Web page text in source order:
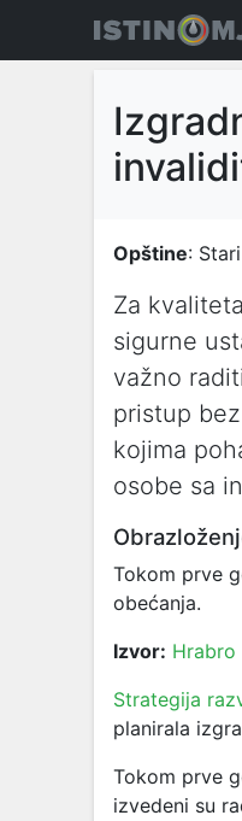
Opštine:
Za
sigurne
važno
pristup
kojima
osobe sa
Tokom prve
obećanja.
Izvor: Hrabro
Strategija
planirala
Tokom prve
izvedeni su